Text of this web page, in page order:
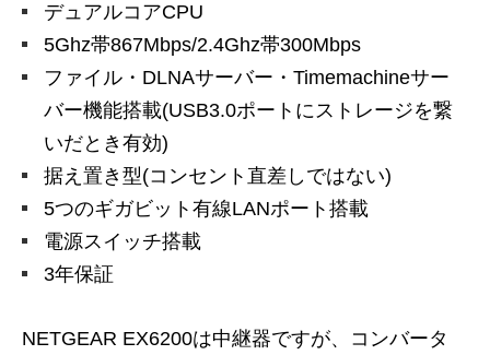
デュアルコアCPU
5Ghz帯867Mbps/2.4Ghz帯300Mbps
ファイル・DLNAサーバー・Timemachineサー
バー機能搭載(USB3.0ポートにストレージを繋
いだとき有効)
据え置き型(コンセント直差しではない)
5つのギガビット有線LANポート搭載
電源スイッチ搭載
3年保証
NETGEAR EX6200は中継器ですが、コンバータ